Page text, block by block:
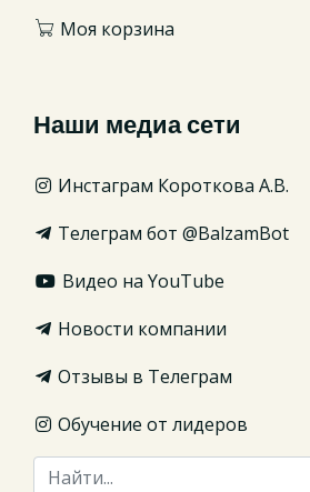
Моя корзина
Наши медиа сети
Инстаграм Короткова А.В.
Телеграм бот @BalzamBot
Видео на YouTube
Новости компании
Отзывы в Телеграм
Обучение от лидеров